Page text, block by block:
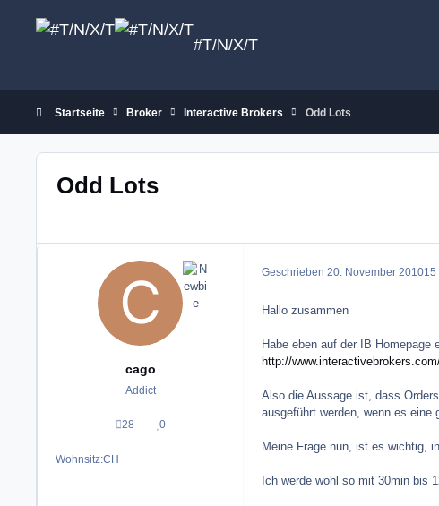
#T/N/X/T
Startseite Broker Interactive Brokers Odd Lots
Odd Lots
cago
Addict
28
Beiträge
0
Reputation
Wohnsitz:CH
Geschrieben 20. November 201015
Hallo zusammen
Habe eben auf der IB Homepage
http://
Also die Aussage ist, dass
ausgeführt werden, wenn es eine
Meine Frage nun, ist es wichtig,
Ich werde wohl so mit 30min bis